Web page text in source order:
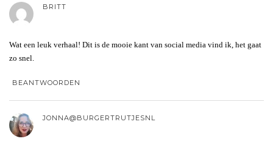
BRITT
Wat een leuk verhaal! Dit is de mooie kant van social media vind ik, het gaat
zo snel.
BEANTWOORDEN
JONNA@BURGERTRUTJESNL